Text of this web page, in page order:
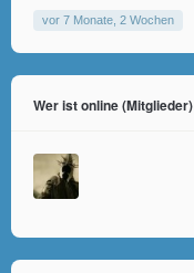
vor 7 Monate, 2 Wochen
Wer ist online (Mitglieder)